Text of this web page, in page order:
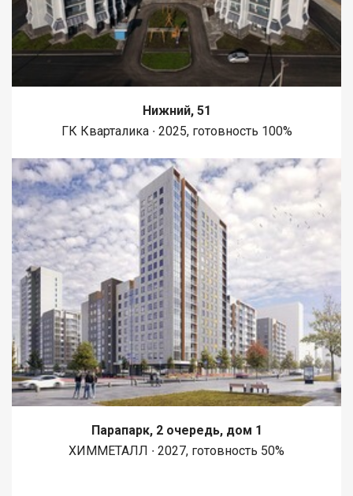
Нижний, 51
ГК Кварталика ∙ 2025, готовность 100%
Парапарк, 2 очередь, дом 1
ХИММЕТАЛЛ ∙ 2027, готовность 50%